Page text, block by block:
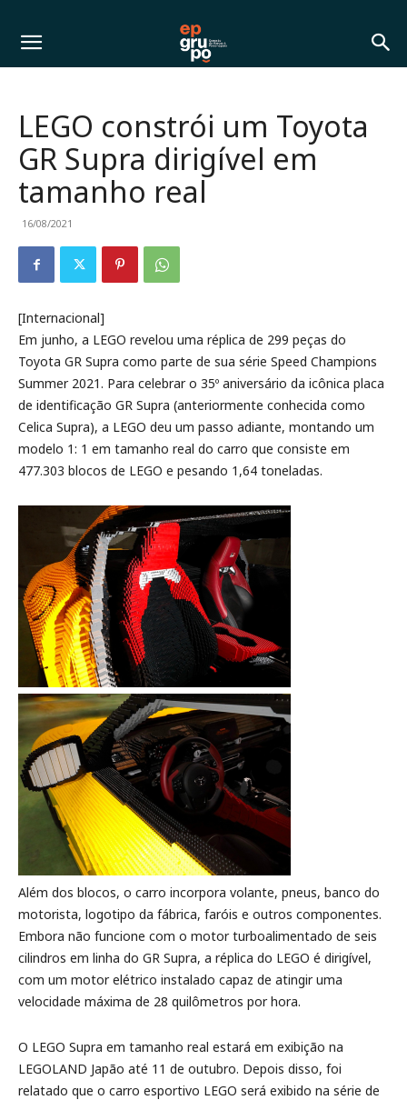
LEGO constrói um Toyota
GR Supra dirigível em
tamanho real
16/08/2021
[Internacional]
Em junho, a LEGO revelou uma réplica de 299 peças do
Toyota GR Supra como parte de sua série Speed Champions
Summer 2021. Para celebrar o 35º aniversário da icônica placa
de identificação GR Supra (anteriormente conhecida como
Celica Supra), a LEGO deu um passo adiante, montando um
modelo 1: 1 em tamanho real do carro que consiste em
477.303 blocos de LEGO e pesando 1,64 toneladas.
Além dos blocos, o carro incorpora volante, pneus, banco do
motorista, logotipo da fábrica, faróis e outros componentes.
Embora não funcione com o motor turboalimentado de seis
cilindros em linha do GR Supra, a réplica do LEGO é dirigível,
com um motor elétrico instalado capaz de atingir uma
velocidade máxima de 28 quilômetros por hora.
O LEGO Supra em tamanho real estará em exibição na
LEGOLAND Japão até 11 de outubro. Depois disso, foi
relatado que o carro esportivo LEGO será exibido na série de